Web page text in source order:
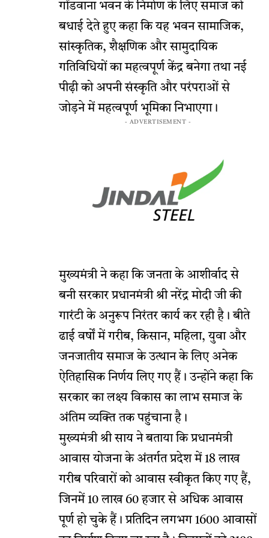
गोंडवाना भवन के निर्माण के लिए समाज को
बधाई देते हुए कहा कि यह भवन सामाजिक,
सांस्कृतिक, शैक्षणिक और सामुदायिक
गतिविधियों का महत्वपूर्ण केंद्र बनेगा तथा नई
पीढ़ी को अपनी संस्कृति और परंपराओं से
जोड़ने में महत्वपूर्ण भूमिका निभाएगा।
- ADVERTISEMENT -
मुख्यमंत्री ने कहा कि जनता के आशीर्वाद से
बनी सरकार प्रधानमंत्री श्री नरेंद्र मोदी जी की
गारंटी के अनुरूप निरंतर कार्य कर रही है। बीते
ढाई वर्षों में गरीब, किसान, महिला, युवा और
जनजातीय समाज के उत्थान के लिए अनेक
ऐतिहासिक निर्णय लिए गए हैं। उन्होंने कहा कि
सरकार का लक्ष्य विकास का लाभ समाज के
अंतिम व्यक्ति तक पहुंचाना है।
मुख्यमंत्री श्री साय ने बताया कि प्रधानमंत्री
आवास योजना के अंतर्गत प्रदेश में 18 लाख
गरीब परिवारों को आवास स्वीकृत किए गए हैं,
जिनमें 10 लाख 60 हजार से अधिक आवास
पूर्ण हो चुके हैं। प्रतिदिन लगभग 1600 आवासों